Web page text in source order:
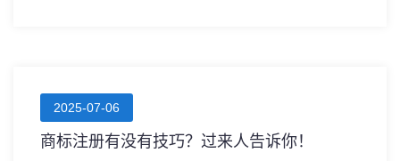
2025-07-06
商标注册有没有技巧？过来人告诉你！